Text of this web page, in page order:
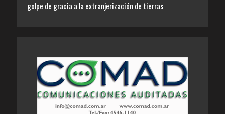
golpe de gracia a la extranjerización de tierras